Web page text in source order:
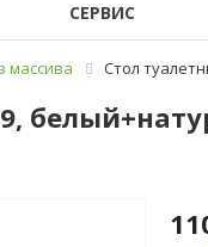
СЕРВИС
массива Стол